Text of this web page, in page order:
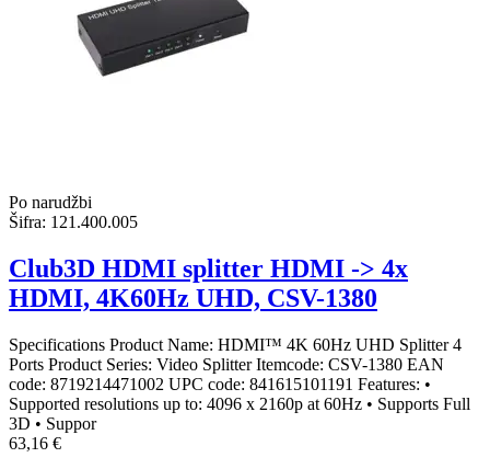
Po narudžbi
Šifra: 121.400.005
Club3D HDMI splitter HDMI -> 4x
HDMI, 4K60Hz UHD, CSV-1380
Specifications Product Name: HDMI™ 4K 60Hz UHD Splitter 4
Ports Product Series: Video Splitter Itemcode: CSV-1380 EAN
code: 8719214471002 UPC code: 841615101191 Features: •
Supported resolutions up to: 4096 x 2160p at 60Hz • Supports Full
3D • Suppor
63,16 €